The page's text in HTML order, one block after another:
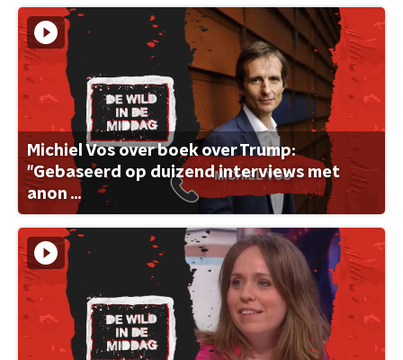
Michiel Vos over boek over Trump:
"Gebaseerd op duizend interviews met
anon ...